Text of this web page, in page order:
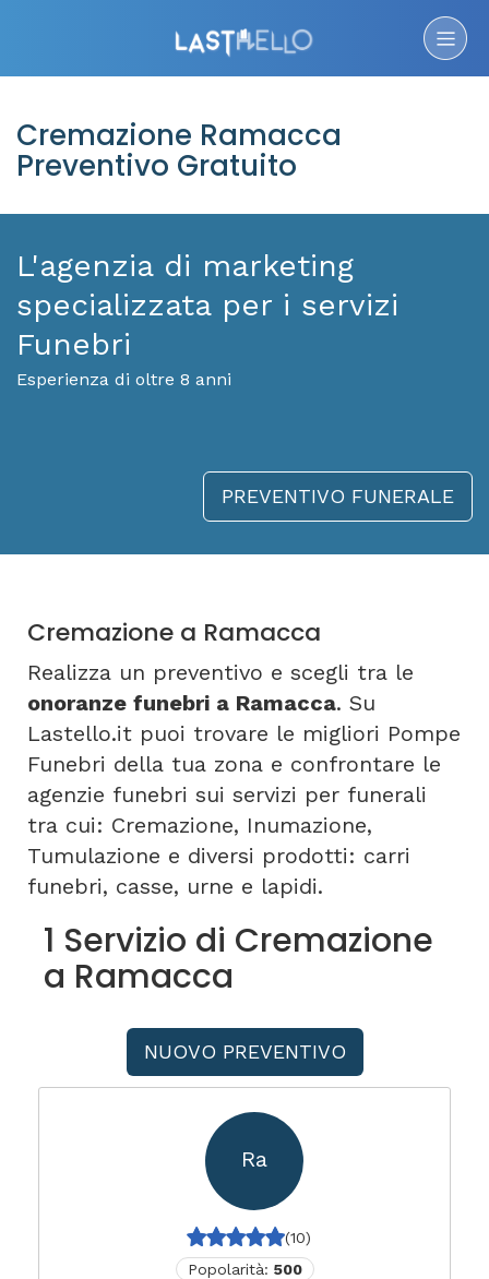
Cremazione Ramacca
Preventivo Gratuito
L'agenzia di marketing
specializzata per i servizi
Funebri
Esperienza di oltre 8 anni
PREVENTIVO FUNERALE
Cremazione a Ramacca
Realizza un preventivo e scegli tra le
onoranze funebri a Ramacca. Su
Lastello.it puoi trovare le migliori Pompe
Funebri della tua zona e confrontare le
agenzie funebri sui servizi per funerali
tra cui: Cremazione, Inumazione,
Tumulazione e diversi prodotti: carri
funebri, casse, urne e lapidi.
1 Servizio di Cremazione
a Ramacca
NUOVO PREVENTIVO
Ra
(10)
Popolarità: 500